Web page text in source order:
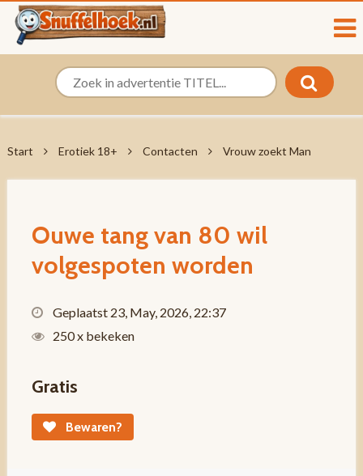
Start Erotiek 18+ Contacten Vrouw zoekt Man
Ouwe tang van 80 wil
volgespoten worden
Geplaatst 23, May, 2026, 22:37
250 x bekeken
Gratis
Bewaren?